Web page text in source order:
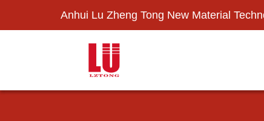
Anhui Lu Zheng Tong New Material